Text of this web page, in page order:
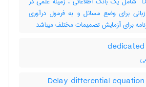
برای وضع مسائل و به فرمول درآوری
برای آزمایش تصمیمات مختلف میباشد